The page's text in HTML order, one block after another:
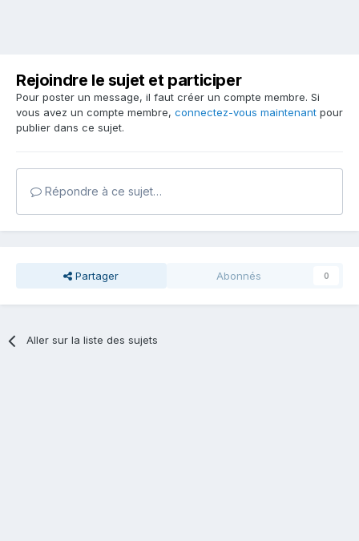
Rejoindre le sujet et participer
Pour poster un message, il faut créer un compte membre. Si
vous avez un compte membre, connectez-vous maintenant pour
publier dans ce sujet.
Répondre à ce sujet…
Partager Abonnés 0
Aller sur la liste des sujets